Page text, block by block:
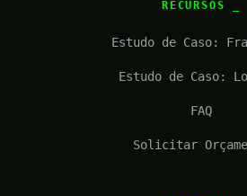
RECURSOS
Estudo de Caso:
Estudo de Caso:
FAQ
Solicitar